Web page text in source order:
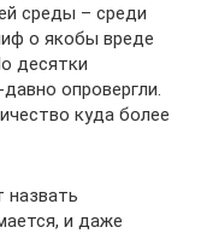
среды – среди
о якобы вреде
десятки
опровергли.
куда более
назвать
и даже